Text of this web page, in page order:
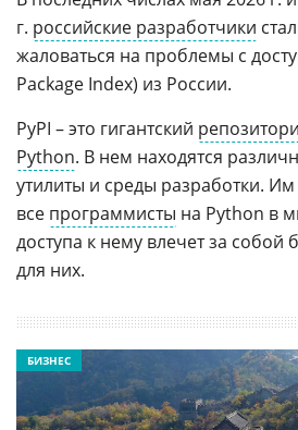
г. российские разработчики
жаловаться на проблемы с
Package Index) из России.
PyPI – это гигантский
Python. В нем находятся
утилиты и среды разработки.
все программисты на Python в
доступа к нему влечет за собой
для них.
БИЗНЕС